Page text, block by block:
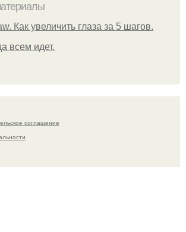
Как увеличить глаза за 5 шагов.
всем идет.
соглашение